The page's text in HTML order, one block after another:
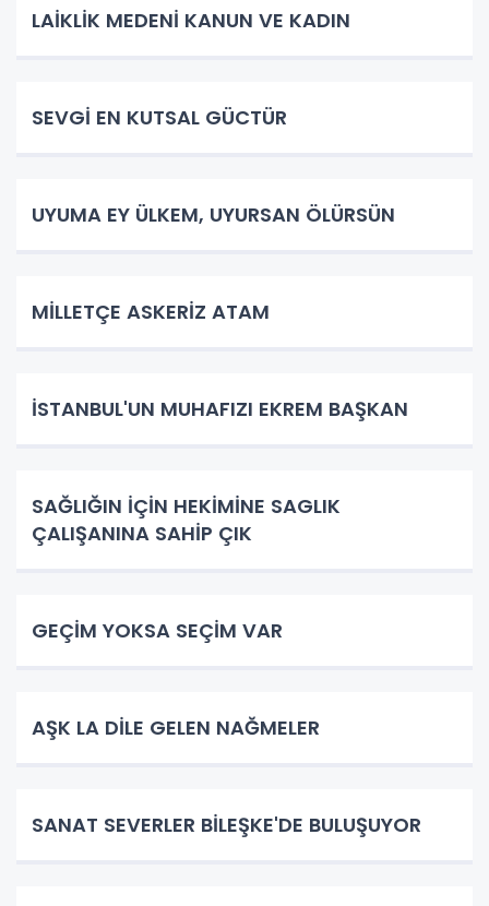
LAİKLİK MEDENİ KANUN VE KADIN
SEVGİ EN KUTSAL GÜCTÜR
UYUMA EY ÜLKEM, UYURSAN ÖLÜRSÜN
​MİLLETÇE ASKERİZ ATAM
İSTANBUL'UN MUHAFIZI EKREM BAŞKAN
SAĞLIĞIN İÇİN HEKİMİNE SAGLIK
ÇALIŞANINA SAHİP ÇIK
GEÇİM YOKSA SEÇİM VAR
AŞK LA DİLE GELEN NAĞMELER
SANAT SEVERLER BİLEŞKE'DE BULUŞUYOR